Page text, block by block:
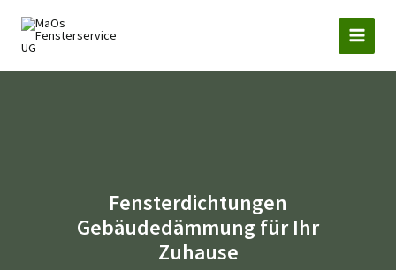
Inhalt
springen
Fensterdichtungen
Gebäudedämmung für Ihr
Zuhause